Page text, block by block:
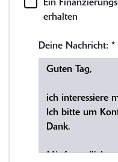
Ein
erhalten
Deine Nachricht: *